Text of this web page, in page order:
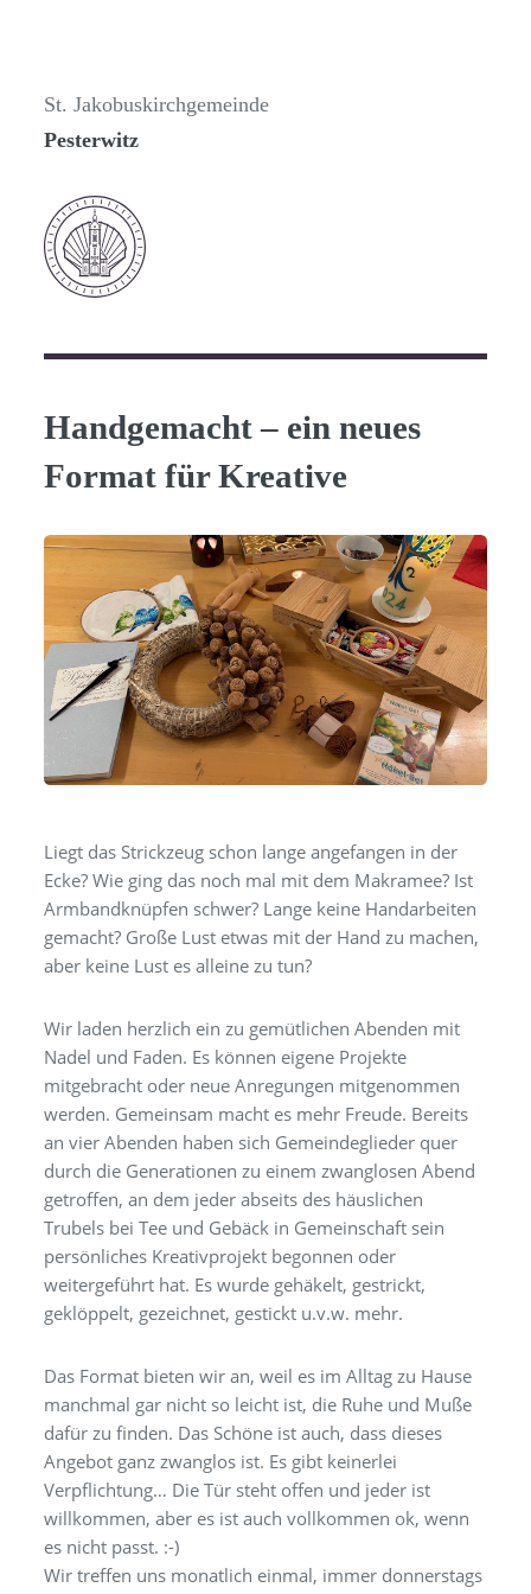
St. Jakobuskirchgemeinde
Pesterwitz
Handgemacht – ein neues
Format für Kreative
Liegt das Strickzeug schon lange angefangen in der
Ecke? Wie ging das noch mal mit dem Makramee? Ist
Armbandknüpfen schwer? Lange keine Handarbeiten
gemacht? Große Lust etwas mit der Hand zu machen,
aber keine Lust es alleine zu tun?
Wir laden herzlich ein zu gemütlichen Abenden mit
Nadel und Faden. Es können eigene Projekte
mitgebracht oder neue Anregungen mitgenommen
werden. Gemeinsam macht es mehr Freude. Bereits
an vier Abenden haben sich Gemeindeglieder quer
durch die Generationen zu einem zwanglosen Abend
getroffen, an dem jeder abseits des häuslichen
Trubels bei Tee und Gebäck in Gemeinschaft sein
persönliches Kreativprojekt begonnen oder
weitergeführt hat. Es wurde gehäkelt, gestrickt,
geklöppelt, gezeichnet, gestickt u.v.w. mehr.
Das Format bieten wir an, weil es im Alltag zu Hause
manchmal gar nicht so leicht ist, die Ruhe und Muße
dafür zu finden. Das Schöne ist auch, dass dieses
Angebot ganz zwanglos ist. Es gibt keinerlei
Verpflichtung… Die Tür steht offen und jeder ist
willkommen, aber es ist auch vollkommen ok, wenn
es nicht passt. :-)
Wir treffen uns monatlich einmal, immer donnerstags